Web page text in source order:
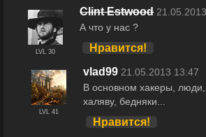
LVL 30
Clint Estwood
А что у нас ?
Нравится!
LVL 41
vlad99 21.05.2013 13:47
В основном хакеры,
халяву, бедняки...
Нравится!